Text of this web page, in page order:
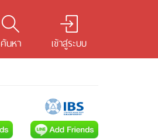
ค้นหา เข้าสู่ระบบ